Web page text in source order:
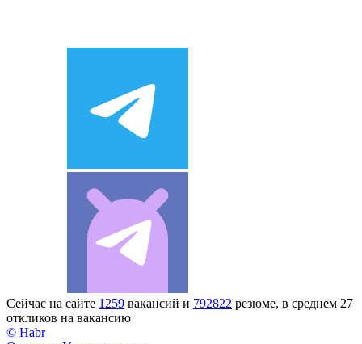
Сейчас на сайте 1259 вакансий и 792822 резюме, в среднем 27
откликов на вакансию
© Habr